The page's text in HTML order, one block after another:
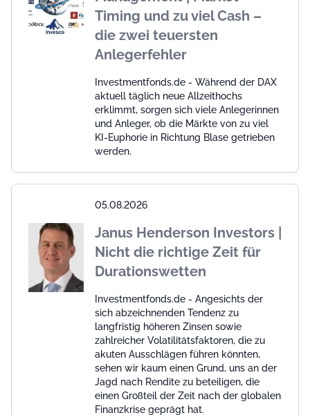
Timing und zu viel Cash –
die zwei teuersten
Anlegerfehler
Investmentfonds.de - Während der DAX
aktuell täglich neue Allzeithochs
erklimmt, sorgen sich viele Anlegerinnen
und Anleger, ob die Märkte von zu viel
KI-Euphorie in Richtung Blase getrieben
werden.
05.08.2026
Janus Henderson Investors |
Nicht die richtige Zeit für
Durationswetten
Investmentfonds.de - Angesichts der
sich abzeichnenden Tendenz zu
langfristig höheren Zinsen sowie
zahlreicher Volatilitätsfaktoren, die zu
akuten Ausschlägen führen könnten,
sehen wir kaum einen Grund, uns an der
Jagd nach Rendite zu beteiligen, die
einen Großteil der Zeit nach der globalen
Finanzkrise geprägt hat.